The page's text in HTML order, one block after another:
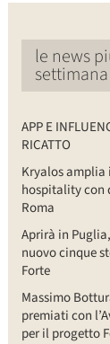
le news
settimana
APP E
RICATTO
Kryalos
hospitality con
Roma
Aprirà in
nuovo cinque
Forte
Massimo
premiati con
per il progetto